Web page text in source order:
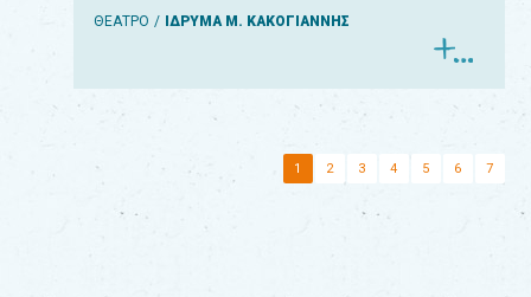
ΘΕΑΤΡΟ ΙΔΡΥΜΑ Μ. ΚΑΚΟΓΙΑΝΝΗΣ
1 2 3 4 5 6 7